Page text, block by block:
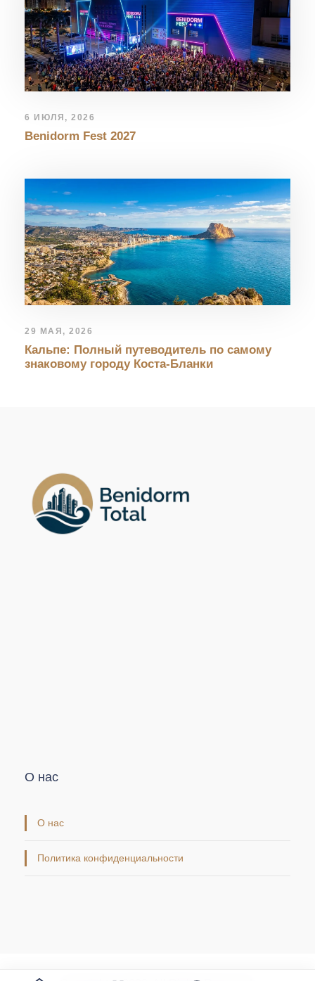
6 ИЮЛЯ, 2026
Benidorm Fest 2027
29 МАЯ, 2026
Кальпе: Полный путеводитель по самому
знаковому городу Коста-Бланки
О нас
О нас
Политика конфиденциальности